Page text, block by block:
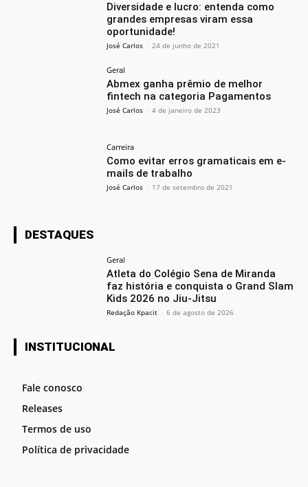
Diversidade e lucro: entenda como
grandes empresas viram essa
oportunidade!
José Carlos - 24 de junho de 2021
Geral
Abmex ganha prêmio de melhor
fintech na categoria Pagamentos
José Carlos - 4 de janeiro de 2023
Carreira
Como evitar erros gramaticais em e-
mails de trabalho
José Carlos - 17 de setembro de 2021
DESTAQUES
Geral
Atleta do Colégio Sena de Miranda
faz história e conquista o Grand Slam
Kids 2026 no Jiu-Jitsu
Redação Kpacit - 6 de agosto de 2026
INSTITUCIONAL
Fale conosco
Releases
Termos de uso
Política de privacidade